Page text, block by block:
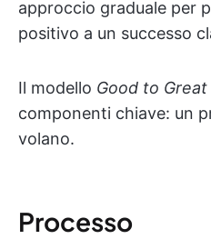
approccio graduale per
positivo a un successo
Il modello Good to Great
componenti chiave: un
volano.
Processo